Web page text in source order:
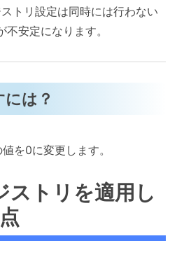
トリ設定は同時には行わない
安定になります。
は？
を0に変更します。
ストリを適用し